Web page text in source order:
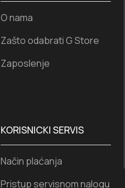
KORISNICKI SERVIS
Način plaćanja
Pristup servisnom nalogu
O nama
Zašto odabrati G Store
Zaposlenje